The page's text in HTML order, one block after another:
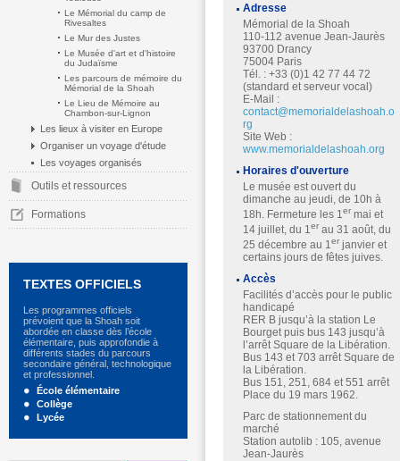
Le Mémorial du camp de
Rivesaltes
Le Mur des Justes
Le Musée d'art et d'histoire
du Judaïsme
Les parcours de mémoire du
Mémorial de la Shoah
Le Lieu de Mémoire au
Chambon-sur-Lignon
Les lieux à visiter en Europe
Organiser un voyage d'étude
Les voyages organisés
Outils et ressources
Formations
TEXTES OFFICIELS
Les programmes officiels
prévoient que la Shoah soit
abordée en classe dès l’école
élémentaire, puis approfondie à
différents stades du parcours
secondaire général, technologique
et professionnel.
École élémentaire
Collège
Lycée
Adresse
Mémorial de la Shoah
110-112 avenue Jean-Jaurès
93700 Drancy
75004 Paris
Tél. : +33 (0)1 42 77 44 72
(standard et serveur vocal)
E-Mail :
contact@memorialdelashoah.o
rg
Site Web :
www.memorialdelashoah.org
Horaires d'ouverture
Le musée est ouvert du
dimanche au jeudi, de 10h à
18h. Fermeture les 1er mai et
14 juillet, du 1er au 31 août, du
25 décembre au 1er janvier et
certains jours de fêtes juives.
Accès
Facilités d’accès pour le public
handicapé
RER B jusqu’à la station Le
Bourget puis bus 143 jusqu’à
l’arrêt Square de la Libération.
Bus 143 et 703 arrêt Square de
la Libération.
Bus 151, 251, 684 et 551 arrêt
Place du 19 mars 1962.
Parc de stationnement du
marché
Station autolib : 105, avenue
Jean-Jaurès